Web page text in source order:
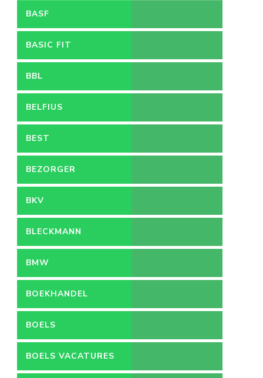
BASF
BASIC FIT
BBL
BELFIUS
BEST
BEZORGER
BKV
BLECKMANN
BMW
BOEKHANDEL
BOELS
BOELS VACATURES